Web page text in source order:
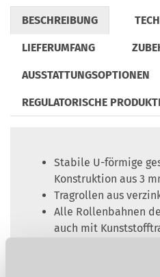
BESCHREIBUNG
LIEFERUMFANG
AUSSTATTUNGSOPTIONEN
REGULATORISCHE
Stabile U-förmige
Konstruktion aus 3
Tragrollen aus
Alle Rollenbahnen
auch mit
Die maximale